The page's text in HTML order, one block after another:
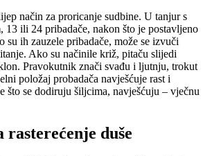
način za proricanje sudbine. U tanjur s
13 ili 24 pribadače, nakon što je postavljeno
su ih zauzele pribadače, može se izvuči
Ako su načinile križ, pitaču slijedi
Pravokutnik znači svađu i ljutnju, trokut
položaj probadača navješćuje rast i
što se dodiruju šiljcima, navješćuju – vječnu
duše